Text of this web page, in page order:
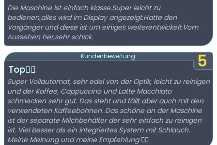
Die Maschine ist einfach klasse.Super leicht zu
bedienen,alles wird im Display angezeigt.Hatte den
Vorgänger und diese ist um einiges weiterentwickelt.Vom
Aussehen her,sehr schick.
5
Kundenbewertung:
Top👍🏻
Super Vollautomat, sehr edel von der Optik, leicht zu reinigen
und der Kaffee, Cappuccino und Latte Macchiato
schmecken sehr gut. Das steht und fällt aber auch mit den
verwendeten Kaffeebohnen. Das schöne an der Maschine
ist der separate Milchbehälter der sehr einfach zu reinigen
ist. Viel besser als ein integriertes System mit Schlauch.
Meine Meinung und meine Empfehlung 👍🏻